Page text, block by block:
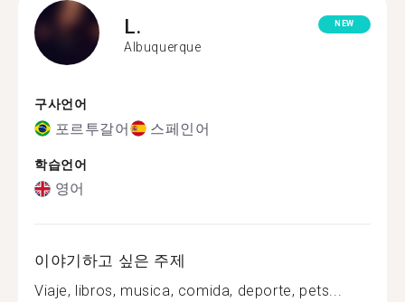
L.
Albuquerque
NEW
구사언어
포르투갈어 스페인어
학습언어
영어
이야기하고 싶은 주제
Viaje, libros, musica, comida, deporte, pets...